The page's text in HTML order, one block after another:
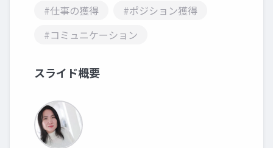
#仕事の獲得
#ポジション獲得
#コミュニケーション
スライド概要